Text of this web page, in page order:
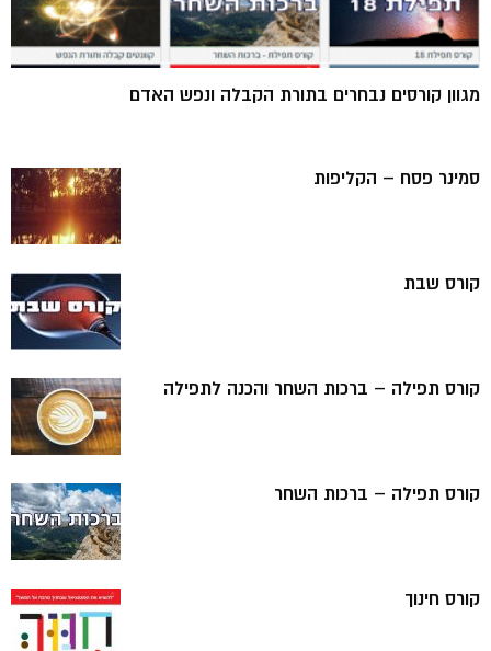
מגוון קורסים נבחרים בתורת הקבלה ונפש האדם
סמינר פסח – הקליפות
קורס שבת
קורס תפילה – ברכות השחר והכנה לתפילה
קורס תפילה – ברכות השחר
קורס חינוך